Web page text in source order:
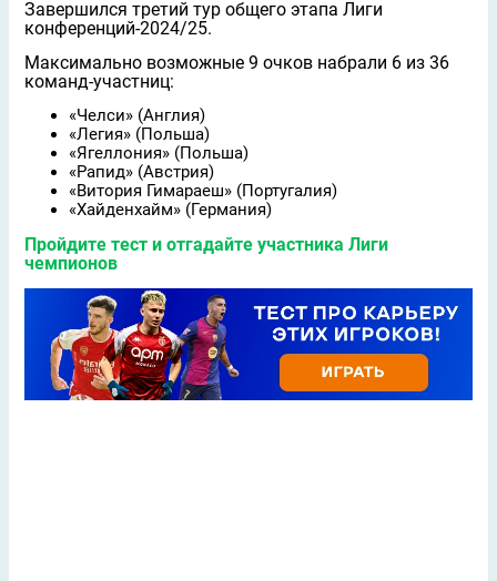
Завершился третий тур общего этапа Лиги
конференций-2024/25.
Максимально возможные 9 очков набрали 6 из 36
команд-участниц:
«Челси» (Англия)
«Легия» (Польша)
«Ягеллония» (Польша)
«Рапид» (Австрия)
«Витория Гимараеш» (Португалия)
«Хайденхайм» (Германия)
Пройдите тест и отгадайте участника Лиги
чемпионов